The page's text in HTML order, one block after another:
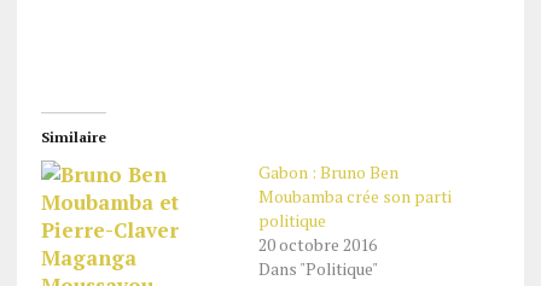
Similaire
Gabon : Bruno Ben
Moubamba crée son parti
politique
20 octobre 2016
Dans "Politique"